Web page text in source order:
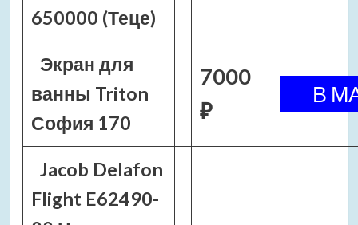
650000 (Теце)
Экран для
ванны Triton
София 170
7000
₽
Jacob Delafon
Flight E62490-